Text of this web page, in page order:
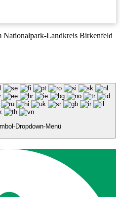
Nationalpark-Landkreis Birkenfeld